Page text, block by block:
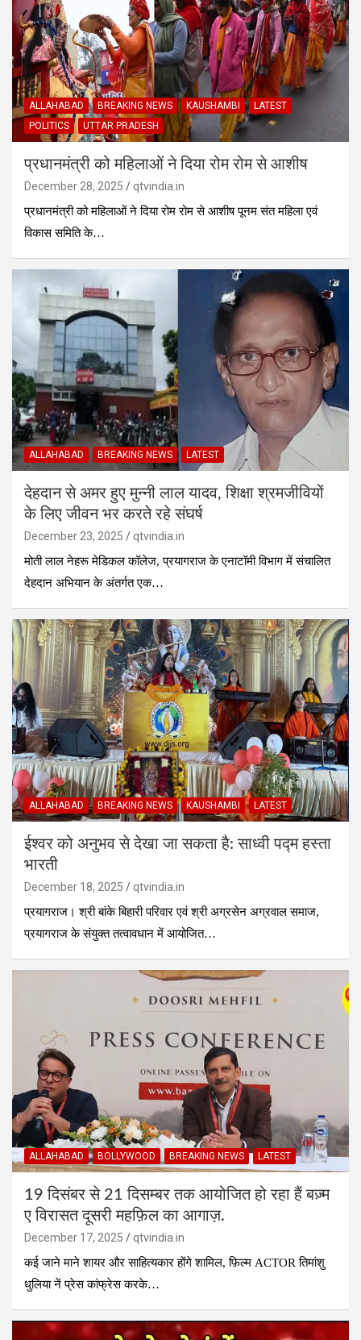
ALLAHABAD BREAKING NEWS KAUSHAMBI
LATEST
POLITICS
UTTAR PRADESH
प्रधानमंत्री को महिलाओं ने दिया रोम रोम से आशीष
December 28, 2025
qtvindia.in
प्रधानमंत्री को महिलाओं ने दिया रोम रोम से आशीष पूनम संत महिला एवं
विकास समिति के…
ALLAHABAD BREAKING NEWS LATEST
देहदान से अमर हुए मुन्नी लाल यादव, शिक्षा श्रमजीवियों
के लिए जीवन भर करते रहे संघर्ष
December 23, 2025
qtvindia.in
मोती लाल नेहरू मेडिकल कॉलेज, प्रयागराज के एनाटॉमी विभाग में संचालित
देहदान अभियान के अंतर्गत एक…
ALLAHABAD BREAKING NEWS KAUSHAMBI LATEST
ईश्वर को अनुभव से देखा जा सकता है: साध्वी पद्म हस्ता
भारती
December 18, 2025
qtvindia.in
प्रयागराज। श्री बांके बिहारी परिवार एवं श्री अग्रसेन अग्रवाल समाज,
प्रयागराज के संयुक्त तत्वावधान में आयोजित…
ALLAHABAD BOLLYWOOD BREAKING NEWS LATEST
19 दिसंबर से 21 दिसम्बर तक आयोजित हो रहा हैं बज़्म
ए विरासत दूसरी महफ़िल का आगाज़.
December 17, 2025
qtvindia.in
कई जाने माने शायर और साहित्यकार होंगे शामिल, फ़िल्म ACTOR तिमांशु
धुलिया नें प्रेस कांफ्रेस करके…